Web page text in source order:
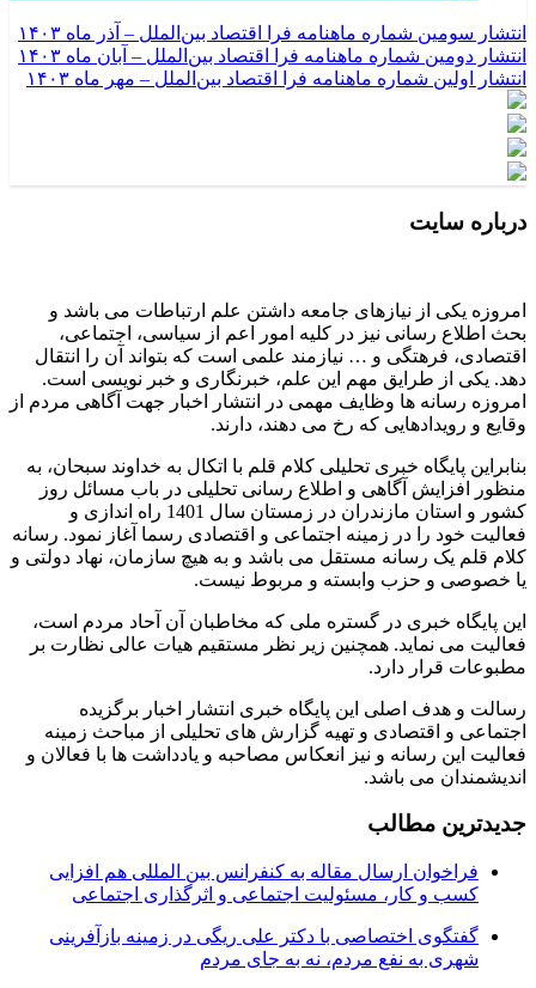
انتشار سومین شماره ماهنامه فرا اقتصاد بین‌الملل – آذر ماه ۱۴۰۳
انتشار دومین شماره ماهنامه فرا اقتصاد بین‌الملل – آبان ماه ۱۴۰۳
انتشار اولین شماره ماهنامه فرا اقتصاد بین‌الملل – مهر ماه ۱۴۰۳
درباره سایت
امروزه یکی از نیازهای جامعه داشتن علم ارتباطات می باشد و
بحث اطلاع رسانی نیز در کلیه امور اعم از سیاسی، اجتماعی،
اقتصادی، فرهتگی و … نیازمند علمی است که بتواند آن را انتقال
دهد. یکی از طرایق مهم این علم، خبرنگاری و خبر نویسی است.
امروزه رسانه ها وظایف مهمی در انتشار اخبار جهت آگاهی مردم از
وقایع و رویدادهایی که رخ می دهند، دارند.
بنابراین پایگاه خبری تحلیلی کلام قلم با اتکال به خداوند سبحان، به
منظور افزایش آگاهی و اطلاع رسانی تحلیلی در باب مسائل روز
کشور و استان مازندران در زمستان سال 1401 راه اندازی و
فعالیت خود را در زمینه اجتماعی و اقتصادی رسما آغاز نمود. رسانه
کلام قلم یک رسانه مستقل می باشد و به هیچ سازمان، نهاد دولتی و
یا خصوصی و حزب وابسته و مربوط نیست.
این پایگاه خبری در گستره ملی که مخاطبان آن آحاد مردم است،
فعالیت می نماید. همچنین زیر نظر مستقیم هیات عالی نظارت بر
مطبوعات قرار دارد.
رسالت و هدف اصلی این پایگاه خبری انتشار اخبار برگزیده
اجتماعی و اقتصادی و تهیه گزارش های تحلیلی از مباحث زمینه
فعالیت این رسانه و نیز انعکاس مصاحبه و یادداشت ها با فعالان و
اندیشمندان می باشد.
جدیدترین مطالب
فراخوان ارسال مقاله به کنفرانس بین المللی هم افزایی
کسب و کار، مسئولیت اجتماعی و اثرگذاری اجتماعی
گفتگوی اختصاصی با دکتر علی ریگی در زمینه بازآفرینی
شهری به نفع مردم، نه به جای مردم